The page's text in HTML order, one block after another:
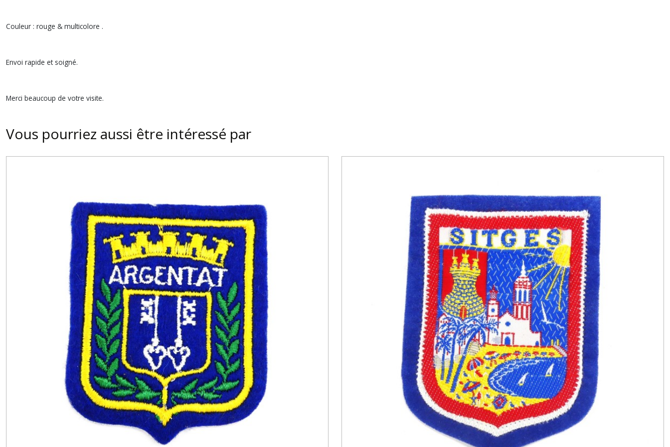
Couleur : rouge & multicolore .
Envoi rapide et soigné.
Merci beaucoup de votre visite.
Vous pourriez aussi être intéressé par